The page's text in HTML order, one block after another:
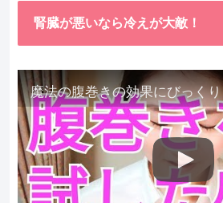
腎臓が悪いなら冷えが大敵！
魔法の腹巻きの効果にびっくり